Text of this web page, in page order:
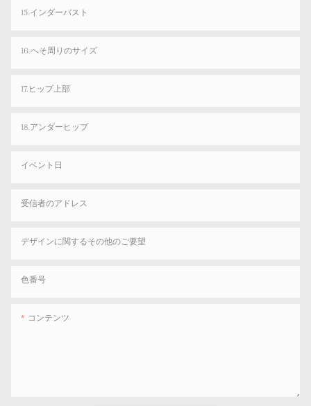
15.インダーバスト
16.へそ周りのサイズ
17.ヒップ上部
18.アンダーヒップ
イベント日
受信者のアドレス
デザインに関するその他のご要望
色番号
コンテンツ